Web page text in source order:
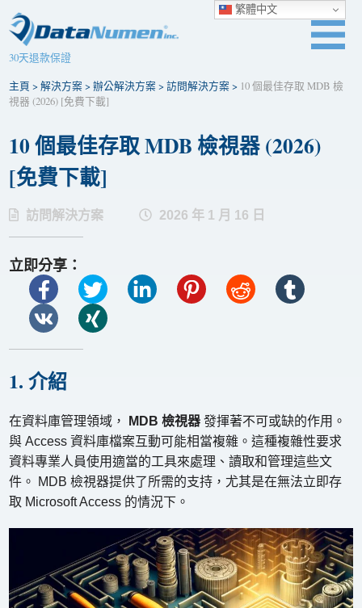
30天退款保證
主頁 >解決方案>辦公解決方案>訪問解決方案> 10 個最佳存取 MDB 檢
視器 (2026) [免費下載]
10 個最佳存取 MDB 檢視器 (2026)
[免費下載]
訪問解決方案 2026 年 1 月 16 日
立即分享：
1. 介紹
在資料庫管理領域， MDB 檢視器 發揮著不可或缺的作用。
與 Access 資料庫檔案互動可能相當複雜。這種複雜性要求
資料專業人員使用適當的工具來處理、讀取和管理這些文
件。 MDB 檢視器提供了所需的支持，尤其是在無法立即存
取 Microsoft Access 的情況下。
繁體中文